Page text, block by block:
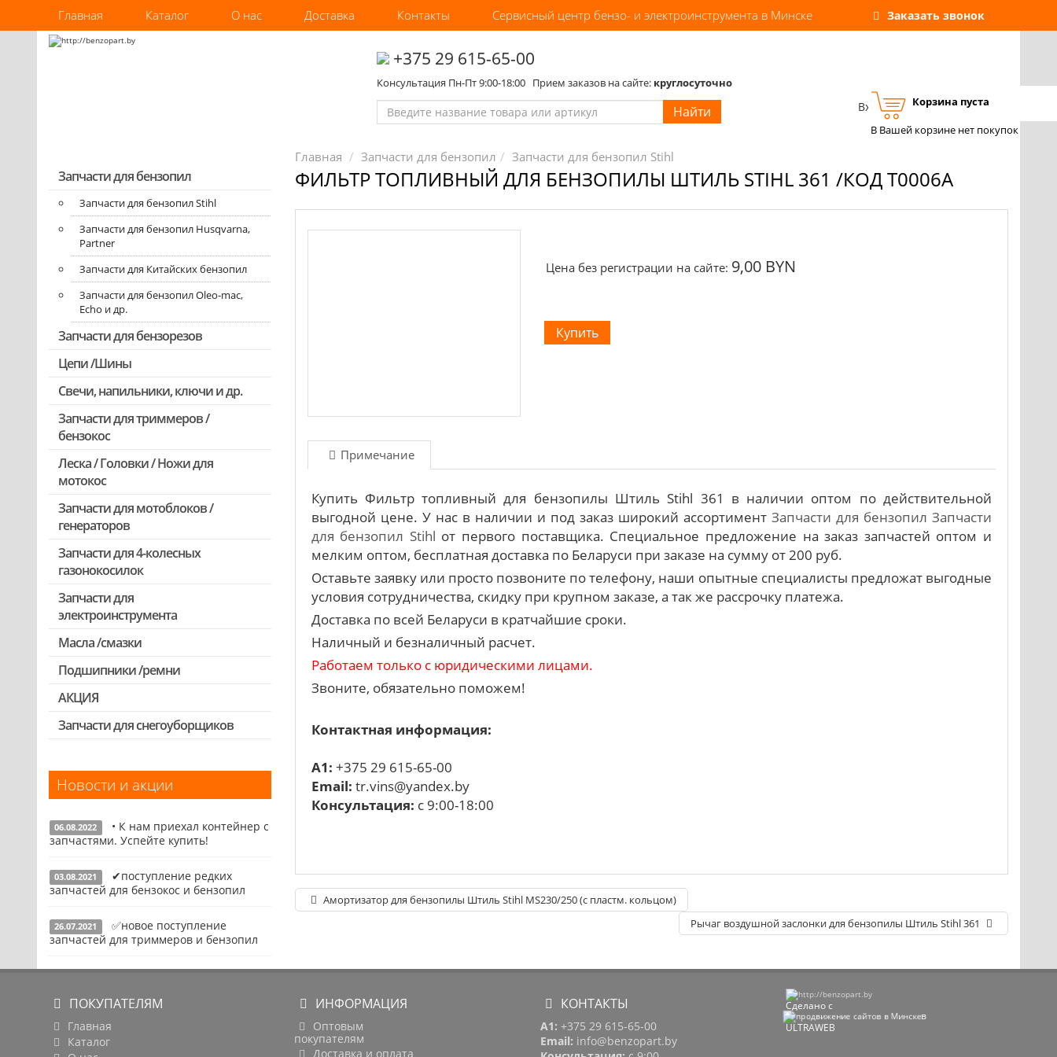
Заказать звонок
Главная Каталог О нас Доставка Контакты Сервисный центр бензо- и электроинструмента в Минске
‎+375 29 615-65-00
Консультация Пн-Пт 9:00-18:00 Прием заказов на сайте: круглосуточно
Корзина пуста
В Вашей корзине нет покупок
Найти Вход Регистрация
Запчасти для бензопил
Запчасти для бензопил Stihl
Запчасти для бензопил Husqvarna,
Partner
Запчасти для Китайских бензопил
Запчасти для бензопил Oleo-mac,
Echo и др.
Запчасти для бензорезов
Цепи /Шины
Свечи, напильники, ключи и др.
Запчасти для триммеров /
бензокос
Запчасти для Китайских триммеров
Запчасти для мотокос Stihl
/Husqvarna /Oleo-mac /Echo и др.
Леска / Головки / Ножи для
мотокос
Запчасти для мотоблоков /
генераторов
Запчасти для 4-колесных
газонокосилок
Запчасти для
электроинструмента
Двигатели, редукторы для
Патроны для шуруповертов /
перфораторов
Выключатели, переключатели
Запчасти для УШМ (болгарок)
другие
Якоря, статоры
Щётки, щёточные узлы
Масла /смазки
Подшипники /ремни
АКЦИЯ
Скидка 50%
Запчасти для снегоуборщиков
Новости и акции
06.08.2022
• К нам приехал контейнер с
запчастями. Успейте купить!
Подробнее
03.08.2021
✔поступление редких
запчастей для бензокос и бензопил
Подробнее
26.07.2021
✅новое поступление
запчастей для триммеров и бензопил
Главная Запчасти для бензопил Запчасти для бензопил Stihl
ФИЛЬТР ТОПЛИВНЫЙ ДЛЯ БЕНЗОПИЛЫ ШТИЛЬ STIHL 361 /КОД T0006A
Цена без регистрации на сайте: 9,00 BYN
Примечание
Купить Фильтр топливный для бензопилы Штиль Stihl 361 в наличии оптом по действительной
выгодной цене. У нас в наличии и под заказ широкий ассортимент Запчасти для бензопил Запчасти
для бензопил Stihl от первого поставщика. Специальное предложение на заказ запчастей оптом и
мелким оптом, бесплатная доставка по Беларуси при заказе на сумму от 200 руб.
Оставьте заявку или просто позвоните по телефону, наши опытные специалисты предложат выгодные
условия сотрудничества, скидку при крупном заказе, а так же рассрочку платежа.
Доставка по всей Беларуси в кратчайшие сроки.
Наличный и безналичный расчет.
Работаем только с юридическими лицами.
Звоните, обязательно поможем!
Контактная информация:
A1: +375 29 615-65-00
Email: tr.vins@yandex.by
Консультация: с 9:00-18:00
Амортизатор для бензопилы Штиль Stihl MS230/250 (с пластм. кольцом)
Рычаг воздушной заслонки для бензопилы Штиль Stihl 361
ПОКУПАТЕЛЯМ
Главная
Каталог
ИНФОРМАЦИЯ
Оптовым
покупателям
Доставка и оплата
КОНТАКТЫ
A1: +375 29 615-65-00
Email: info@benzopart.by
Сделано с
в
ULTRAWEB